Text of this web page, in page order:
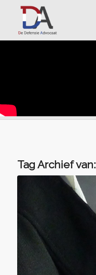
Tag Archief van: